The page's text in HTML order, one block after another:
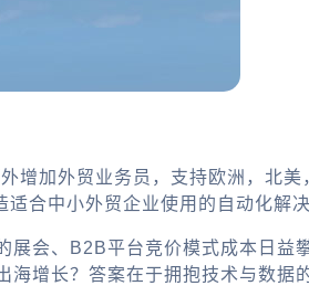
增加外贸业务员，支持欧洲，北美
合中小外贸企业使用的自动化解决
会、B2B平台竞价模式成本日益
海增长？答案在于拥抱技术与数据